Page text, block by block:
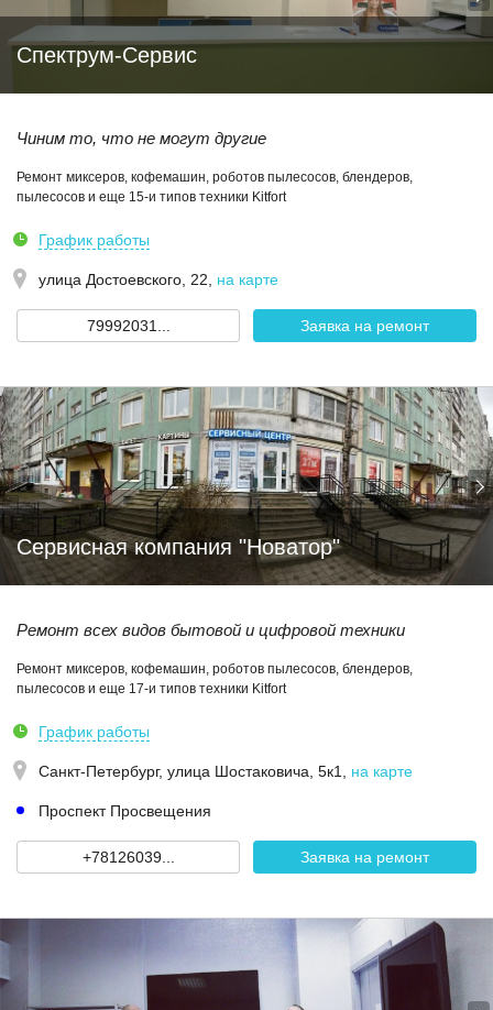
Спектрум-Сервис
Чиним то, что не могут другие
Ремонт миксеров, кофемашин, роботов пылесосов, блендеров,
пылесосов и еще 15-и типов техники Kitfort
График работы
улица Достоевского, 22 на карте
79992031... Заявка на ремонт
Сервисная компания "Новатор"
Ремонт всех видов бытовой и цифровой техники
Ремонт миксеров, кофемашин, роботов пылесосов, блендеров,
пылесосов и еще 17-и типов техники Kitfort
График работы
Санкт-Петербург, улица Шостаковича, 5к1 на карте
Проспект Просвещения
+78126039... Заявка на ремонт